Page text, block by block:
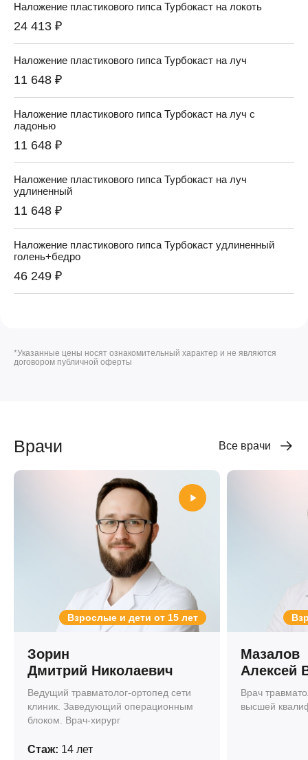
Наложение пластикового гипса Турбокаст на локоть
24 413 ₽
Наложение пластикового гипса Турбокаст на луч
11 648 ₽
Наложение пластикового гипса Турбокаст на луч с
ладонью
11 648 ₽
Наложение пластикового гипса Турбокаст на луч
удлиненный
11 648 ₽
Наложение пластикового гипса Турбокаст удлиненный
голень+бедро
46 249 ₽
*Указанные цены носят ознакомительный характер и не являются
договором публичной оферты
Врачи Все врачи
Взрослые и дети от 15 лет
Зорин
Дмитрий Николаевич
Ведущий травматолог-ортопед сети
клиник. Заведующий операционным
блоком. Врач-хирург
Стаж: 14 лет
Мазалов
Алексей
Врач
высшей